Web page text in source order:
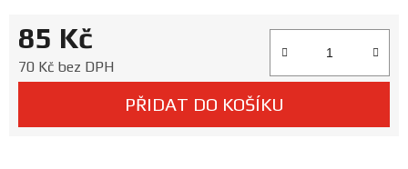
Prodejny
85 Kč
70 Kč bez DPH
PŘIDAT DO KOŠÍKU